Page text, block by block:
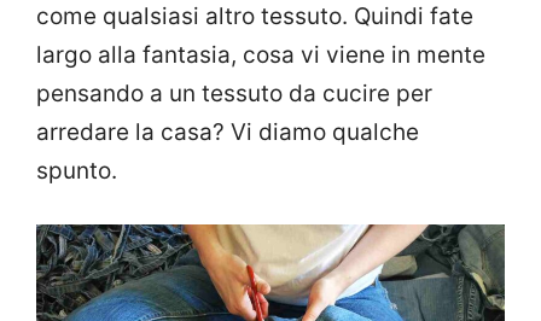
come qualsiasi altro tessuto. Quindi fate
largo alla fantasia, cosa vi viene in mente
pensando a un tessuto da cucire per
arredare la casa? Vi diamo qualche
spunto.